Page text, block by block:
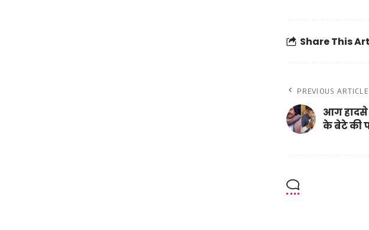
Share This
PREVIOUS ARTICLE
आग हादसे
के बेटे की